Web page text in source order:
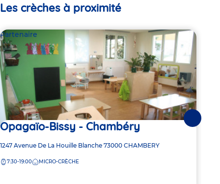
Les crèches à proximité
Partenaire
Opagaïo-Bissy - Chambéry
Adresse
la
1247 Avenue De La Houille Blanche 73000 CHAMBERY
7:30-19:00 MICRO-CRÈCHE